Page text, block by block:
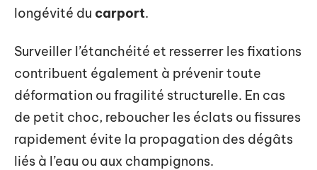
longévité du carport.
Surveiller l’étanchéité et resserrer les fixations
contribuent également à prévenir toute
déformation ou fragilité structurelle. En cas
de petit choc, reboucher les éclats ou fissures
rapidement évite la propagation des dégâts
liés à l’eau ou aux champignons.